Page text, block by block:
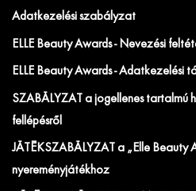
Adatkezelési szabályzat
ELLE Beauty Awards - Nevezési
ELLE Beauty Awards - Adatkezelési
SZABÁLYZAT a jogellenes tartalmú
fellépésről
JÁTÉKSZABÁLYZAT a „Elle Beauty
nyereményjátékhoz